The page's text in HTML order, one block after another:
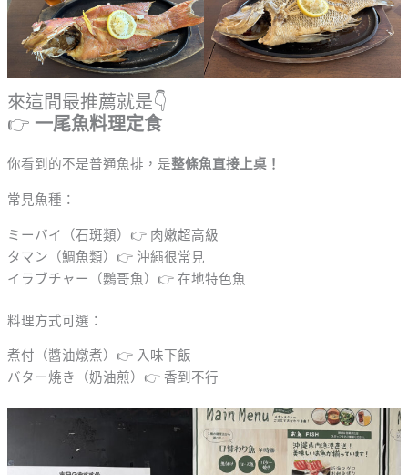
來這間最推薦就是👇
👉 一尾魚料理定食
你看到的不是普通魚排，是整條魚直接上桌！
常見魚種：
ミーバイ（石斑類）👉 肉嫩超高級
タマン（鯛魚類）👉 沖繩很常見
イラブチャー（鸚哥魚）👉 在地特色魚
料理方式可選：
煮付（醬油燉煮）👉 入味下飯
バター焼き（奶油煎）👉 香到不行